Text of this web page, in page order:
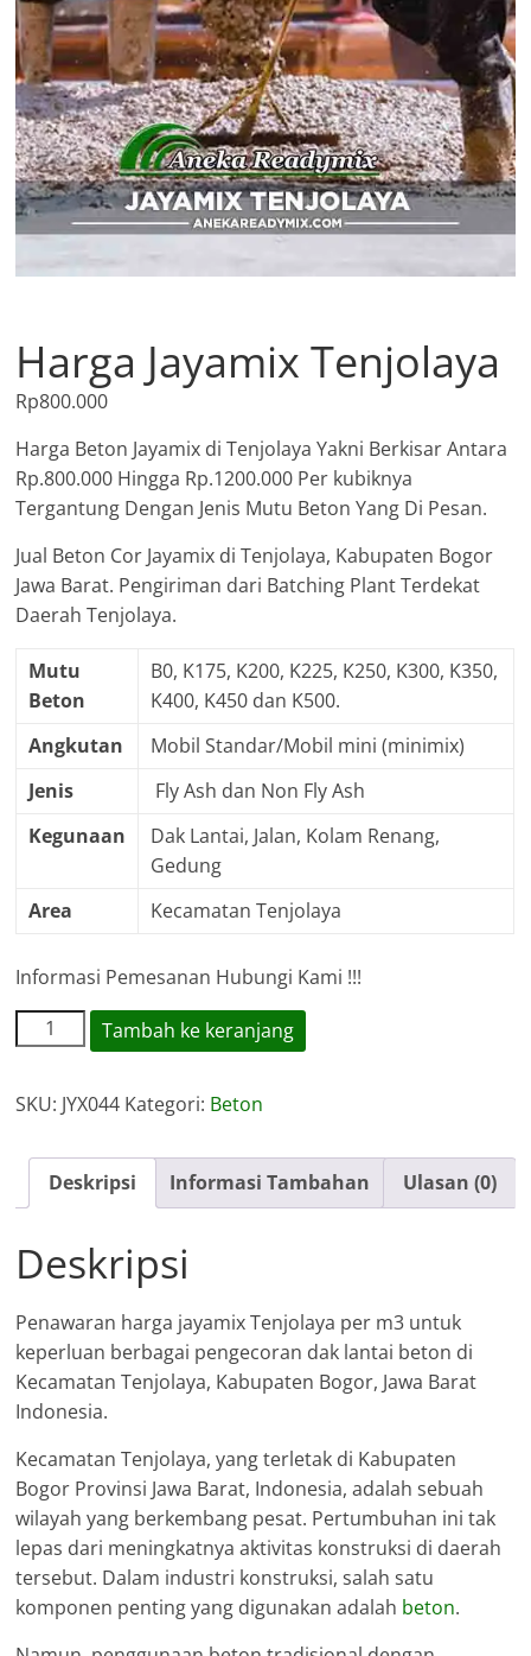
Harga Jayamix Tenjolaya
Rp800.000
Harga Beton Jayamix di Tenjolaya Yakni Berkisar Antara
Rp.800.000 Hingga Rp.1200.000 Per kubiknya
Tergantung Dengan Jenis Mutu Beton Yang Di Pesan.
Jual Beton Cor Jayamix di Tenjolaya, Kabupaten Bogor
Jawa Barat. Pengiriman dari Batching Plant Terdekat
Daerah Tenjolaya.
Mutu
Beton
B0, K175, K200, K225, K250, K300, K350,
K400, K450 dan K500.
Angkutan
Mobil Standar/Mobil mini (minimix)
Jenis
Fly Ash dan Non Fly Ash
Kegunaan
Dak Lantai, Jalan, Kolam Renang,
Gedung
Area
Kecamatan Tenjolaya
Informasi Pemesanan Hubungi Kami !!!
Kuantitas
Harga
Tenjolaya
Tambah ke keranjang
SKU: JYX044 Kategori: Beton
Deskripsi Informasi Tambahan Ulasan (0)
Deskripsi
Penawaran harga jayamix Tenjolaya per m3 untuk
keperluan berbagai pengecoran dak lantai beton di
Kecamatan Tenjolaya, Kabupaten Bogor, Jawa Barat
Indonesia.
Kecamatan Tenjolaya, yang terletak di Kabupaten
Bogor Provinsi Jawa Barat, Indonesia, adalah sebuah
wilayah yang berkembang pesat. Pertumbuhan ini tak
lepas dari meningkatnya aktivitas konstruksi di daerah
tersebut. Dalam industri konstruksi, salah satu
komponen penting yang digunakan adalah beton.